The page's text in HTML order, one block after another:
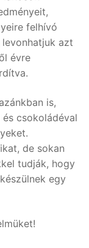
felhívó
azt
évre
is,
csokoládéval
de sokan
tudják, hogy
egy